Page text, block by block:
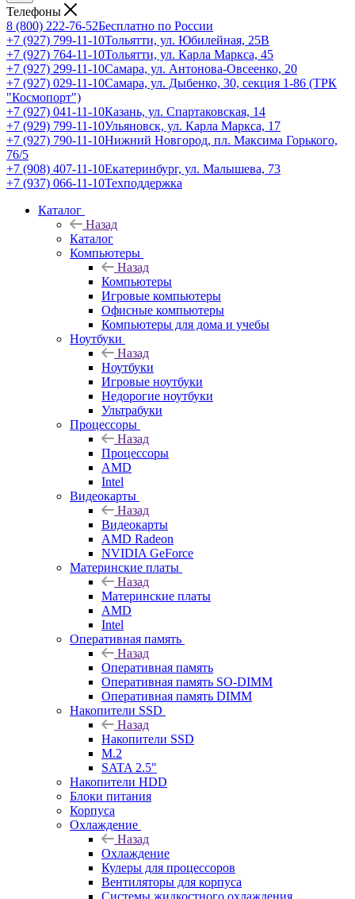
Телефоны
8 (800) 222-76-52Бесплатно по России
+7 (927) 799-11-10Тольятти, ул. Юбилейная, 25В
+7 (927) 764-11-10Тольятти, ул. Карла Маркса, 45
+7 (927) 299-11-10Самара, ул. Антонова-Овсеенко, 20
+7 (927) 029-11-10Самара, ул. Дыбенко, 30, секция 1-86 (ТРК
"Космопорт")
+7 (927) 041-11-10Казань, ул. Спартаковская, 14
+7 (929) 799-11-10Ульяновск, ул. Карла Маркса, 17
+7 (927) 790-11-10Нижний Новгород, пл. Максима Горького,
76/5
+7 (908) 407-11-10Екатеринбург, ул. Малышева, 73
+7 (937) 066-11-10Техподдержка
Каталог
Назад
Каталог
Компьютеры
Назад
Компьютеры
Игровые компьютеры
Офисные компьютеры
Компьютеры для дома и учебы
Ноутбуки
Назад
Ноутбуки
Игровые ноутбуки
Недорогие ноутбуки
Ультрабуки
Процессоры
Назад
Процессоры
AMD
Intel
Видеокарты
Назад
Видеокарты
AMD Radeon
NVIDIA GeForce
Материнские платы
Назад
Материнские платы
AMD
Intel
Оперативная память
Назад
Оперативная память
Оперативная память SO-DIMM
Оперативная память DIMM
Накопители SSD
Назад
Накопители SSD
M.2
SATA 2.5"
Накопители HDD
Блоки питания
Корпуса
Охлаждение
Назад
Охлаждение
Кулеры для процессоров
Вентиляторы для корпуса
Системы жидкостного охлаждения